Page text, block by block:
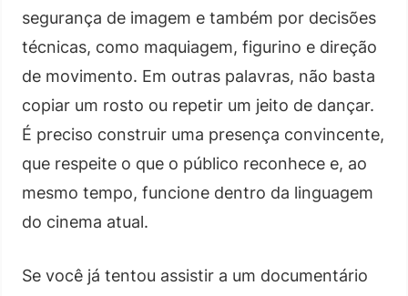
segurança de imagem e também por decisões
técnicas, como maquiagem, figurino e direção
de movimento. Em outras palavras, não basta
copiar um rosto ou repetir um jeito de dançar.
É preciso construir uma presença convincente,
que respeite o que o público reconhece e, ao
mesmo tempo, funcione dentro da linguagem
do cinema atual.
Se você já tentou assistir a um documentário